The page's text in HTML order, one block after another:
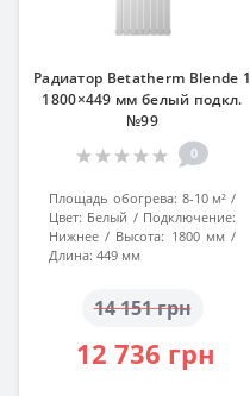
Радиатор Betatherm Blende 1
1800×449 мм белый подкл.
№99
0
Площадь обогрева: 8-10 м²
Цвет: Белый
Подключение:
Нижнее
Высота: 1800 мм
Длина: 449 мм
14 151 грн
12 736 грн